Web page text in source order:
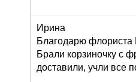
Ирина
Благодарю флориста
Брали корзиночку с
доставили, учли все